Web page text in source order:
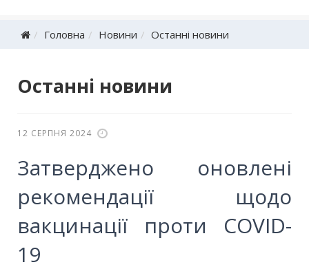
Головна Новини Останні новини
Останні новини
12 СЕРПНЯ 2024
Затверджено оновлені
рекомендації щодо
вакцинації проти СOVID-
19